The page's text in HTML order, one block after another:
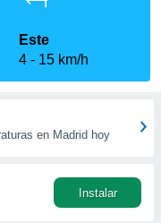
Este
4
15 km/h
en Madrid hoy
Instalar